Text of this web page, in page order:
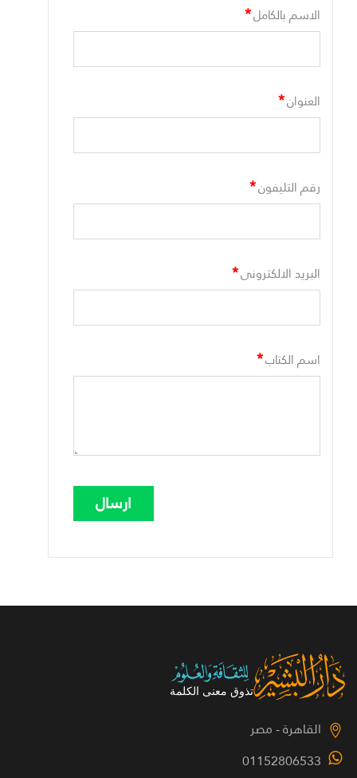
الاسم بالكامل*
العنوان*
رقم التليفون*
البريد الالكترونى*
اسم الكتاب*
القاهرة - مصر
01152806533